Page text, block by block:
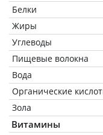
Белки
Жиры
Углеводы
Пищевые волокна
Вода
Органические
Зола
Витамины